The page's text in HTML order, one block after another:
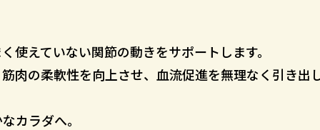
使えていない関節の動きをサポートします。
肉の柔軟性を向上させ、血流促進を無理なく引き出
カラダへ。